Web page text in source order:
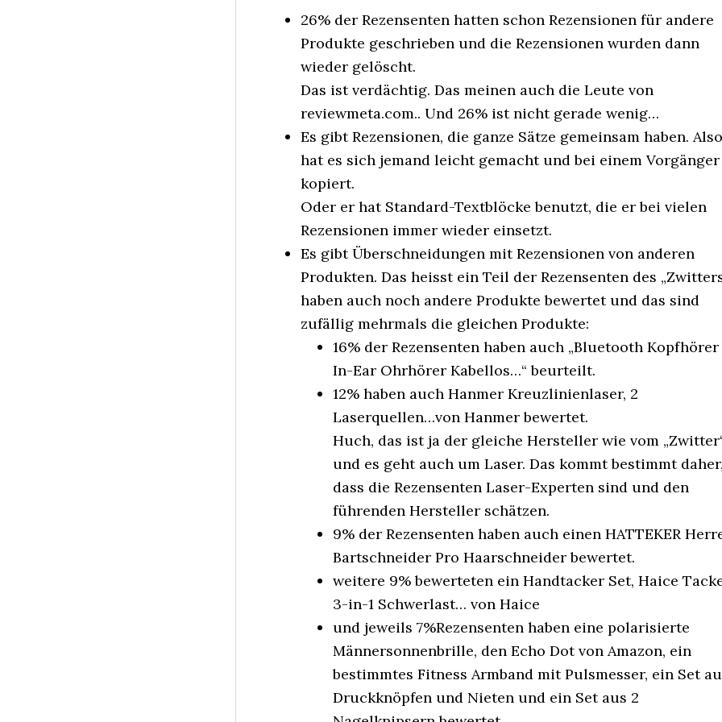
26% der Rezensenten hatten schon Rezensionen für andere
Produkte geschrieben und die Rezensionen wurden dann
wieder gelöscht.
Das ist verdächtig. Das meinen auch die Leute von
reviewmeta.com.. Und 26% ist nicht gerade wenig…
Es gibt Rezensionen, die ganze Sätze gemeinsam haben. Also
hat es sich jemand leicht gemacht und bei einem Vorgänger
kopiert.
Oder er hat Standard-Textblöcke benutzt, die er bei vielen
Rezensionen immer wieder einsetzt.
Es gibt Überschneidungen mit Rezensionen von anderen
Produkten. Das heisst ein Teil der Rezensenten des
haben auch noch andere Produkte bewertet und das sind
zufällig mehrmals die gleichen Produkte:
16% der Rezensenten haben auch „Bluetooth Kopfhörer
In-Ear Ohrhörer Kabellos…“ beurteilt.
12% haben auch Hanmer Kreuzlinienlaser, 2
Laserquellen…von Hanmer bewertet.
Huch, das ist ja der gleiche Hersteller wie vom
und es geht auch um Laser. Das kommt bestimmt
dass die Rezensenten Laser-Experten sind und den
führenden Hersteller schätzen.
9% der Rezensenten haben auch einen HATTEKER
Bartschneider Pro Haarschneider bewertet.
weitere 9% bewerteten ein Handtacker Set, Haice
3-in-1 Schwerlast… von Haice
und jeweils 7%Rezensenten haben eine polarisierte
Männersonnenbrille, den Echo Dot von Amazon, ein
bestimmtes Fitness Armband mit Pulsmesser, ein Set
Druckknöpfen und Nieten und ein Set aus 2